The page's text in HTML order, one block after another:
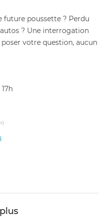
future poussette ? Perdu
? Une interrogation
votre question, aucun